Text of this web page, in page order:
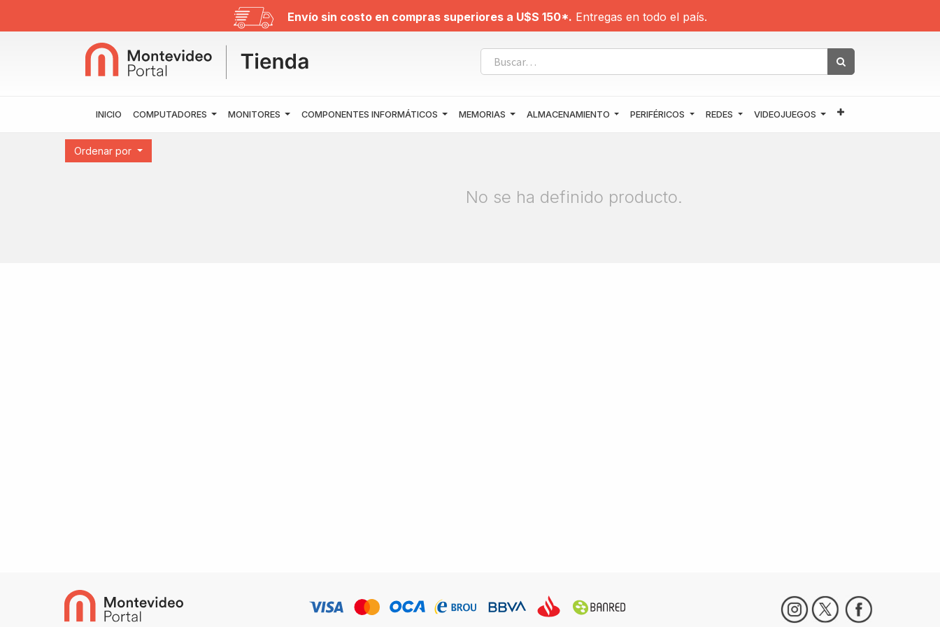
Envío sin costo en compras superiores a U$S 150*. Entregas en todo el país.
INICIO COMPUTADORES MONITORES COMPONENTES INFORMÁTICOS MEMORIAS ALMACENAMIENTO PERIFÉRICOS REDES VIDEOJUEGOS
Ordenar por
No se ha definido producto.